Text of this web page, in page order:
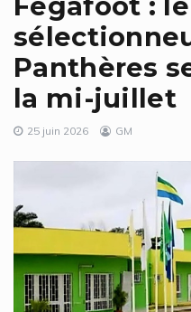
Panthères
la mi-juillet
25 juin 2026 GM